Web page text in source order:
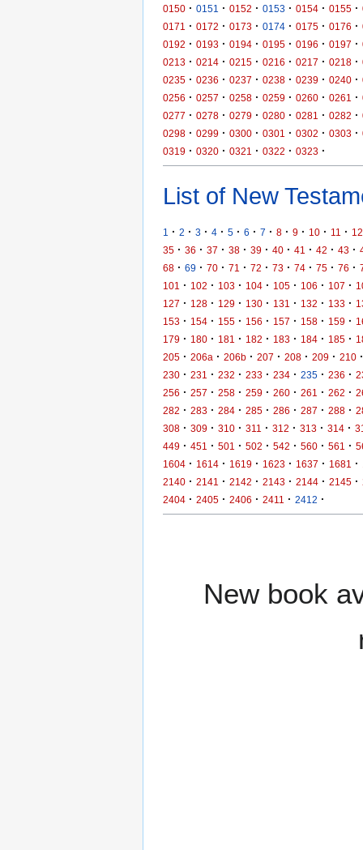
0150 · 0151 · 0152 · 0153 · 0154 · 0155 ·
0171
· 0172 · 0173 · 0174 · 0175 · 0176 ·
0192 · 0193 · 0194 · 0195 · 0196 · 0197 ·
0213 · 0214 · 0215 · 0216 · 0217 · 0218 ·
0235 · 0236 · 0237 · 0238 · 0239 · 0240 ·
0256 · 0257 · 0258 · 0259 · 0260 · 0261 ·
0277 · 0278 · 0279 · 0280 · 0281 · 0282 ·
0298 · 0299 · 0300 · 0301 · 0302 · 0303 ·
0319 · 0320 · 0321 · 0322 · 0323 ·
List of New
1 · 2 · 3 · 4 · 5 · 6 · 7 · 8 · 9 · 10 · 11 · 12
35 · 36 · 37 · 38 · 39 · 40 · 41 · 42 · 43 ·
68 · 69 · 70 · 71 · 72 · 73 · 74 · 75 · 76 ·
101
· 102 · 103 · 104 · 105 · 106 · 107 ·
127 · 128 · 129 · 130 · 131 · 132 · 133 ·
153 · 154 · 155 · 156 · 157 · 158 · 159 ·
179 · 180 · 181 · 182 · 183 · 184 · 185 ·
205 · 206a · 206b · 207 · 208 · 209 · 210 ·
230 · 231 · 232 · 233 · 234 · 235 · 236 ·
256 · 257 · 258 · 259 · 260 · 261 · 262 ·
282 · 283 · 284 · 285 · 286 · 287 · 288 ·
308 · 309 · 310 · 311 · 312 · 313 · 314 ·
449 · 451 · 501 · 502 · 542 · 560 · 561 ·
1604 · 1614 · 1619 · 1623 · 1637 · 1681 ·
2140 · 2141 · 2142 · 2143 · 2144 · 2145 ·
2404 · 2405 · 2406 · 2411 · 2412 ·
New book